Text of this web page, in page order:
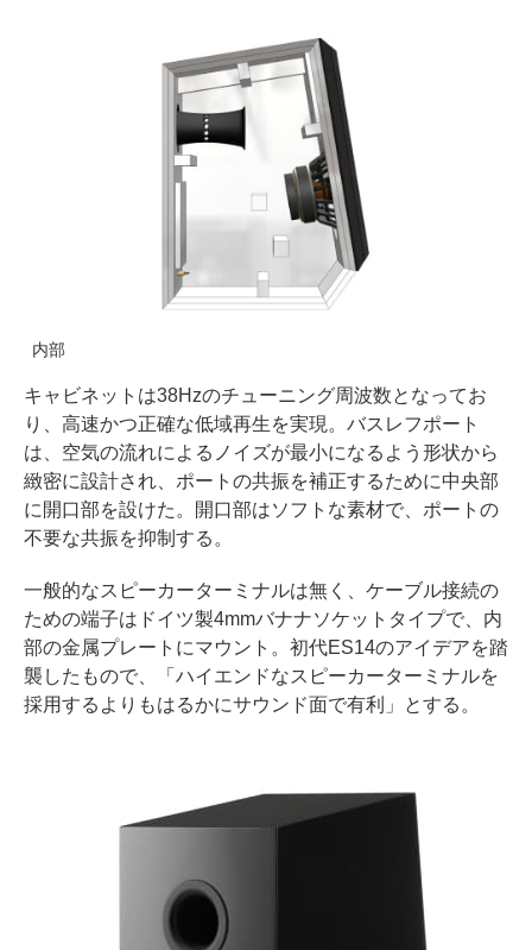
内部
キャビネットは38Hzのチューニング周波数となってお
り、高速かつ正確な低域再生を実現。バスレフポート
は、空気の流れによるノイズが最小になるよう形状から
緻密に設計され、ポートの共振を補正するために中央部
に開口部を設けた。開口部はソフトな素材で、ポートの
不要な共振を抑制する。
一般的なスピーカーターミナルは無く、ケーブル接続の
ための端子はドイツ製4mmバナナソケットタイプで、内
部の金属プレートにマウント。初代ES14のアイデアを踏
襲したもので、「ハイエンドなスピーカーターミナルを
採用するよりもはるかにサウンド面で有利」とする。